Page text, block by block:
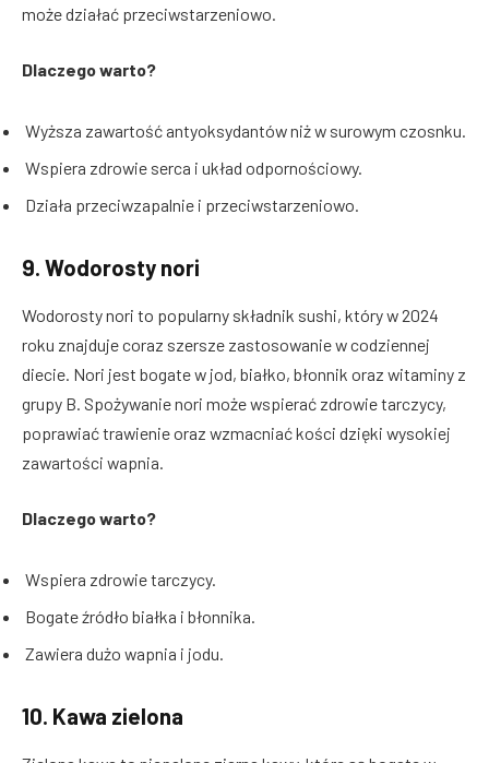
może działać przeciwstarzeniowo.
Dlaczego warto?
Wyższa zawartość antyoksydantów niż w surowym czosnku.
Wspiera zdrowie serca i układ odpornościowy.
Działa przeciwzapalnie i przeciwstarzeniowo.
9. Wodorosty nori
Wodorosty nori to popularny składnik sushi, który w 2024
roku znajduje coraz szersze zastosowanie w codziennej
diecie. Nori jest bogate w jod, białko, błonnik oraz witaminy z
grupy B. Spożywanie nori może wspierać zdrowie tarczycy,
poprawiać trawienie oraz wzmacniać kości dzięki wysokiej
zawartości wapnia.
Dlaczego warto?
Wspiera zdrowie tarczycy.
Bogate źródło białka i błonnika.
Zawiera dużo wapnia i jodu.
10. Kawa zielona